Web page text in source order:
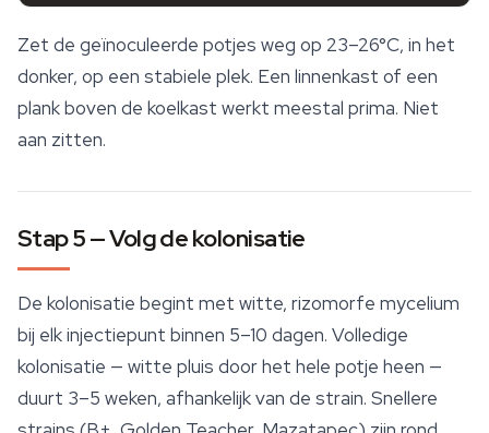
Zet de geïnoculeerde potjes weg op 23–26°C, in het
donker, op een stabiele plek. Een linnenkast of een
plank boven de koelkast werkt meestal prima. Niet
aan zitten.
Stap 5 — Volg de kolonisatie
De kolonisatie begint met witte, rizomorfe mycelium
bij elk injectiepunt binnen 5–10 dagen. Volledige
kolonisatie — witte pluis door het hele potje heen —
duurt 3–5 weken, afhankelijk van de strain. Snellere